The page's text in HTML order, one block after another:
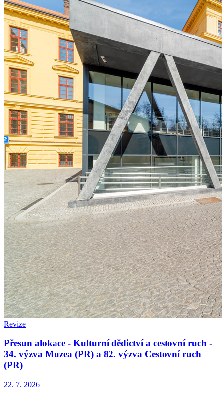
Revize
Přesun alokace - Kulturní dědictví a cestovní ruch -
34. výzva Muzea (PR) a 82. výzva Cestovní ruch
(PR)
22. 7. 2026